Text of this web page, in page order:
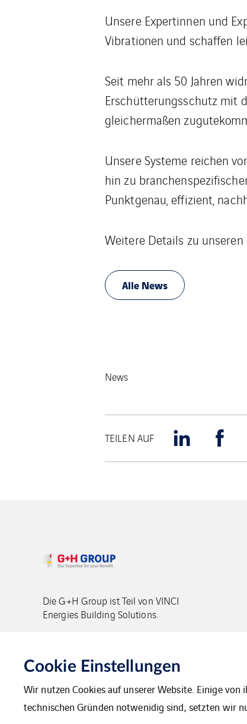
Unsere Expertinnen und
Vibrationen und schaffen
Seit mehr als 50 Jahren
Erschütterungsschutz mit
gleichermaßen
Unsere Systeme reichen
hin zu
Punktgenau, effizient,
Weitere Details zu
Alle News
News
TEILEN AUF
Die G+H Group ist Teil von VINCI
Energies Building Solutions.
Cookie Einstellungen
Wir nutzen Cookies auf unserer Website. Einige
technischen Gründen notwenidig sind, setzten wir